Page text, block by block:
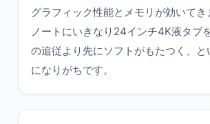
グラフィック性能とメモリが効いてき
ノートにいきなり24インチ4K液タブ
の追従より先にソフトがもたつく、と
になりがちです。